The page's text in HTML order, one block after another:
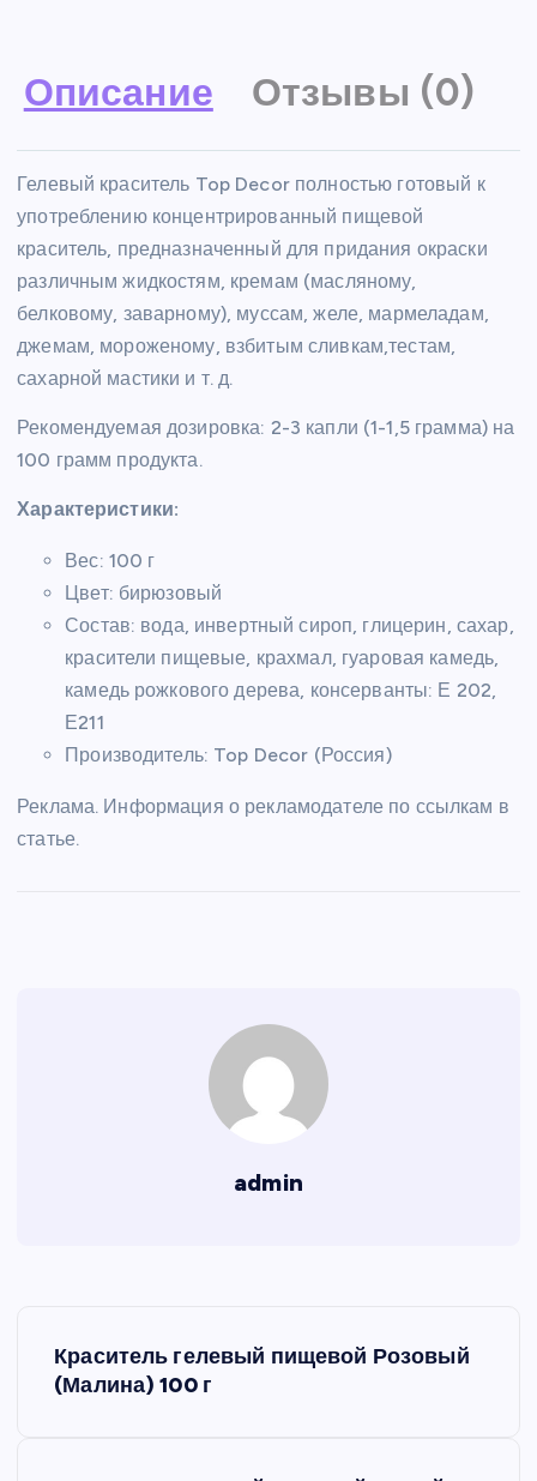
Описание Отзывы (0)
Гелевый краситель Top Decor полностью готовый к
употреблению концентрированный пищевой
краситель, предназначенный для придания окраски
различным жидкостям, кремам (масляному,
белковому, заварному), муссам, желе, мармеладам,
джемам, мороженому, взбитым сливкам,тестам,
сахарной мастики и т. д.
Рекомендуемая дозировка: 2-3 капли (1-1,5 грамма) на
100 грамм продукта.
Характеристики:
Вес: 100 г
Цвет: бирюзовый
Состав: вода, инвертный сироп, глицерин, сахар,
красители пищевые, крахмал, гуаровая камедь,
камедь рожкового дерева, консерванты: Е 202,
Е211
Производитель: Top Decor (Россия)
Реклама. Информация о рекламодателе по ссылкам в
статье.
admin
Краситель гелевый пищевой Розовый
(Малина) 100 г